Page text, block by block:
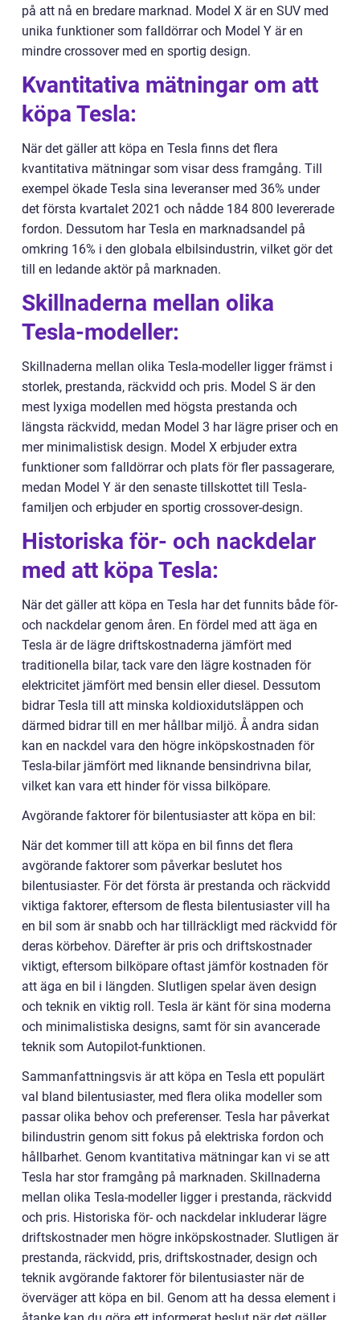
på att nå en bredare marknad. Model X är en SUV med
unika funktioner som falldörrar och Model Y är en
mindre crossover med en sportig design.
Kvantitativa mätningar om att
köpa Tesla:
När det gäller att köpa en Tesla finns det flera
kvantitativa mätningar som visar dess framgång. Till
exempel ökade Tesla sina leveranser med 36% under
det första kvartalet 2021 och nådde 184 800 levererade
fordon. Dessutom har Tesla en marknadsandel på
omkring 16% i den globala elbilsindustrin, vilket gör det
till en ledande aktör på marknaden.
Skillnaderna mellan olika
Tesla-modeller:
Skillnaderna mellan olika Tesla-modeller ligger främst i
storlek, prestanda, räckvidd och pris. Model S är den
mest lyxiga modellen med högsta prestanda och
längsta räckvidd, medan Model 3 har lägre priser och en
mer minimalistisk design. Model X erbjuder extra
funktioner som falldörrar och plats för fler passagerare,
medan Model Y är den senaste tillskottet till Tesla-
familjen och erbjuder en sportig crossover-design.
Historiska för- och nackdelar
med att köpa Tesla:
När det gäller att köpa en Tesla har det funnits både för-
och nackdelar genom åren. En fördel med att äga en
Tesla är de lägre driftskostnaderna jämfört med
traditionella bilar, tack vare den lägre kostnaden för
elektricitet jämfört med bensin eller diesel. Dessutom
bidrar Tesla till att minska koldioxidutsläppen och
därmed bidrar till en mer hållbar miljö. Å andra sidan
kan en nackdel vara den högre inköpskostnaden för
Tesla-bilar jämfört med liknande bensindrivna bilar,
vilket kan vara ett hinder för vissa bilköpare.
Avgörande faktorer för bilentusiaster att köpa en bil:
När det kommer till att köpa en bil finns det flera
avgörande faktorer som påverkar beslutet hos
bilentusiaster. För det första är prestanda och räckvidd
viktiga faktorer, eftersom de flesta bilentusiaster vill ha
en bil som är snabb och har tillräckligt med räckvidd för
deras körbehov. Därefter är pris och driftskostnader
viktigt, eftersom bilköpare oftast jämför kostnaden för
att äga en bil i längden. Slutligen spelar även design
och teknik en viktig roll. Tesla är känt för sina moderna
och minimalistiska designs, samt för sin avancerade
teknik som Autopilot-funktionen.
Sammanfattningsvis är att köpa en Tesla ett populärt
val bland bilentusiaster, med flera olika modeller som
passar olika behov och preferenser. Tesla har påverkat
bilindustrin genom sitt fokus på elektriska fordon och
hållbarhet. Genom kvantitativa mätningar kan vi se att
Tesla har stor framgång på marknaden. Skillnaderna
mellan olika Tesla-modeller ligger i prestanda, räckvidd
och pris. Historiska för- och nackdelar inkluderar lägre
driftskostnader men högre inköpskostnader. Slutligen är
prestanda, räckvidd, pris, driftskostnader, design och
teknik avgörande faktorer för bilentusiaster när de
överväger att köpa en bil. Genom att ha dessa element i